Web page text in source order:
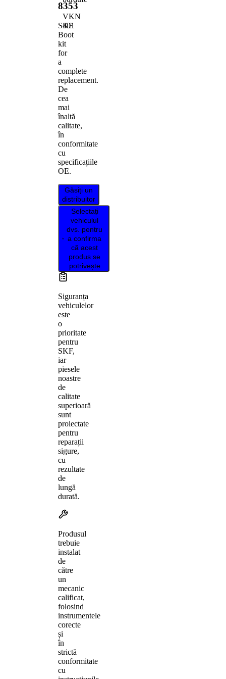
8353
SKF
Boot
kit
for
a
complete
replacement.
De
cea
mai
înaltă
calitate,
în
conformitate
cu
specificațiile
OE.
Găsiți un
distribuitor
Selectați
vehiculul
dvs. pentru
a confirma
că acest
produs se
potrivește
Siguranța
vehiculelor
este
o
prioritate
pentru
SKF,
iar
piesele
noastre
de
calitate
superioară
sunt
proiectate
pentru
reparații
sigure,
cu
rezultate
de
lungă
durată.
Produsul
trebuie
instalat
de
către
un
mecanic
calificat,
folosind
instrumentele
corecte
și
în
strictă
conformitate
cu
VKN
401